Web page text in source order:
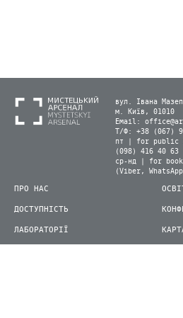
вул. Івана
м. Київ, 01010
Email:
Т/Ф: +38 (067)
пт | for public
(098) 416 40 63
ср-нд | for
(Viber,
ПРО НАС
ДОСТУПНІСТЬ
ЛАБОРАТОРІЇ